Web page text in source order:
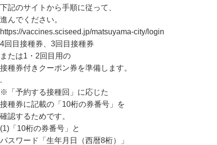
下記のサイトから手順に従って、
進んでください。
https://vaccines.sciseed.jp/matsuyama-city/login
4回目接種券、3回目接種券
または1・2回目用の
接種券付きクーポン券を準備します。
.
※「予約する接種回」に応じた
接種券に記載の「10桁の券番号」を
確認するためです。
(1)「10桁の券番号」と
パスワード「生年月日（西暦8桁）」